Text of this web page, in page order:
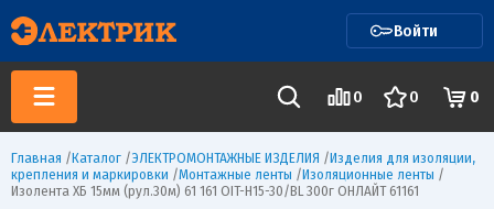
Войти
0 0 0
Главная /Каталог /ЭЛЕКТРОМОНТАЖНЫЕ ИЗДЕЛИЯ /Изделия для изоляции,
крепления и маркировки /Монтажные ленты /Изоляционные ленты /
Изолента ХБ 15мм (рул.30м) 61 161 OIT-H15-30/BL 300г ОНЛАЙТ 61161